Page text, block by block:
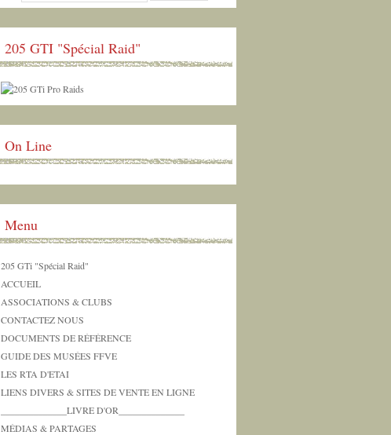
205 GTI "Spécial Raid"
On Line
Menu
205 GTi "Spécial Raid"
ACCUEIL
ASSOCIATIONS & CLUBS
CONTACTEZ NOUS
DOCUMENTS DE RÉFÉRENCE
GUIDE DES MUSÉES FFVE
LES RTA D'ETAI
LIENS DIVERS & SITES DE VENTE EN LIGNE
______________LIVRE D'OR______________
MÉDIAS & PARTAGES